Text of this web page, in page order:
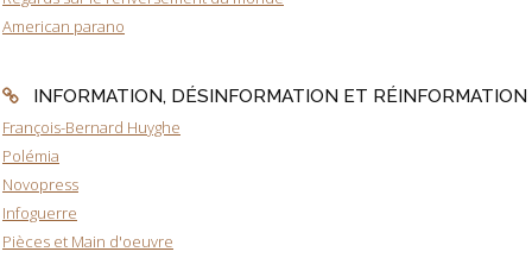
American parano
INFORMATION, DÉSINFORMATION ET RÉINFORMATION
François-Bernard Huyghe
Polémia
Novopress
Infoguerre
Pièces et Main d'oeuvre